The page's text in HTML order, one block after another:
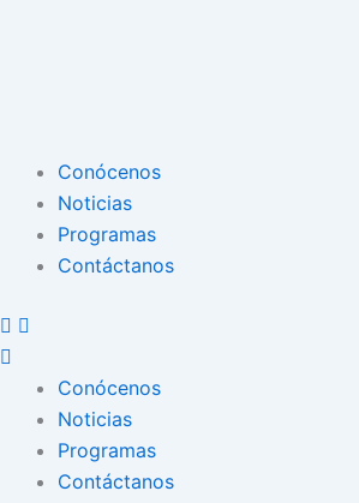
Conócenos
Noticias
Programas
Contáctanos
Conócenos
Noticias
Programas
Contáctanos